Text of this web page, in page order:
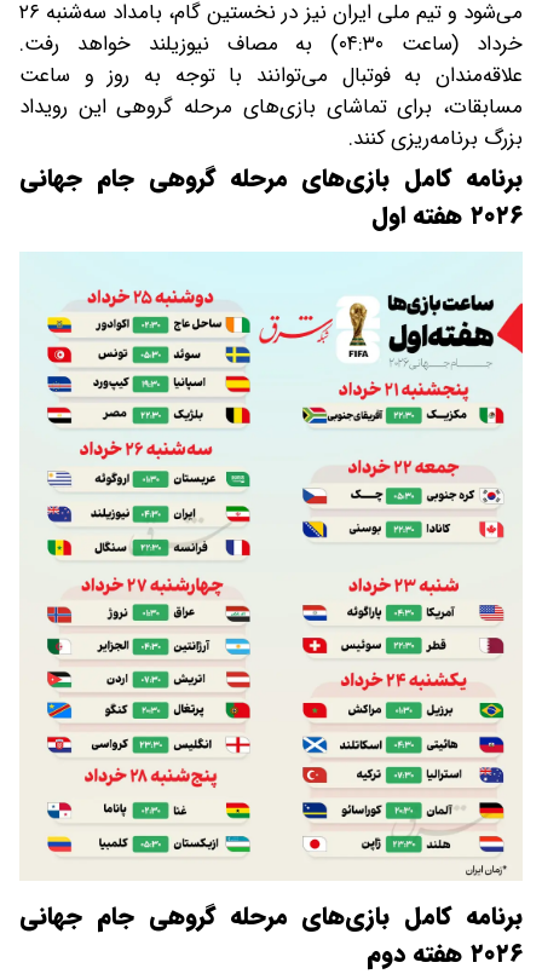
می‌شود و تیم ملی ایران نیز در نخستین گام، بامداد سه‌شنبه ۲۶
خرداد (ساعت ۰۴:۳۰) به مصاف نیوزیلند خواهد رفت.
علاقه‌مندان به فوتبال می‌توانند با توجه به روز و ساعت
مسابقات، برای تماشای بازی‌های مرحله گروهی این رویداد
بزرگ برنامه‌ریزی کنند.
برنامه کامل بازی‌های مرحله گروهی جام جهانی
۲۰۲۶ هفته اول
برنامه کامل بازی‌های مرحله گروهی جام جهانی
۲۰۲۶ هفته دوم